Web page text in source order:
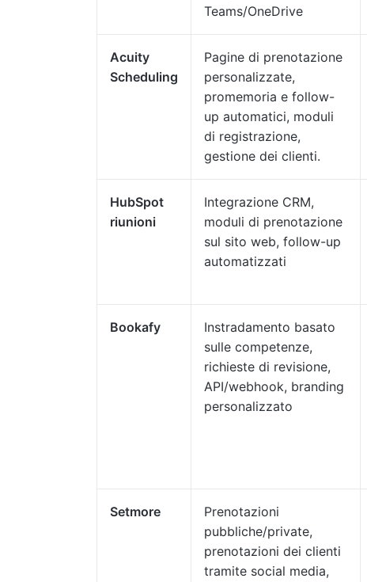
Teams/OneDrive
Acuity
Scheduling
Pagine di prenotazione
personalizzate,
promemoria e follow-
up automatici, moduli
di registrazione,
gestione dei clienti.
HubSpot
riunioni
Integrazione CRM,
moduli di prenotazione
sul sito web, follow-up
automatizzati
Bookafy
Instradamento basato
sulle competenze,
richieste di revisione,
API/webhook, branding
personalizzato
Setmore
Prenotazioni
pubbliche/private,
prenotazioni dei clienti
tramite social media,